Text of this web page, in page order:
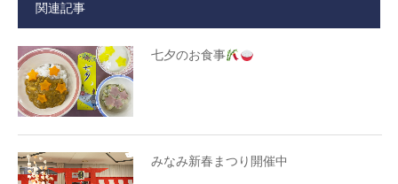
関連記事
七夕のお食事
みなみ新春まつり開催中